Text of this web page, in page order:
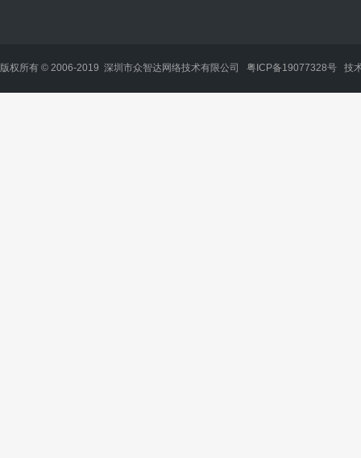
版权所有 © 2006-2019 深圳市众智达网络技术有限公司 粤ICP备19077328号 技